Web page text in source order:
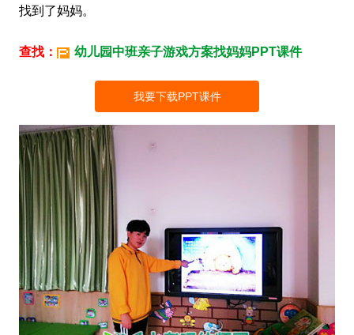
找到了妈妈。
查找： 幼儿园中班亲子游戏方案找妈妈PPT课件
我要下载PPT课件